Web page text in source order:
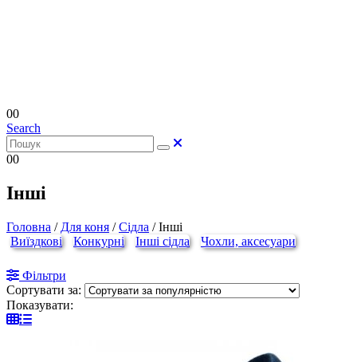
00
Search
00
Інші
Головна / Для коня /Сідла /Інші
Виїздкові
Конкурні Інші сідла Чохли, аксесуари
Фільтри
Сортувати за:
Показувати: